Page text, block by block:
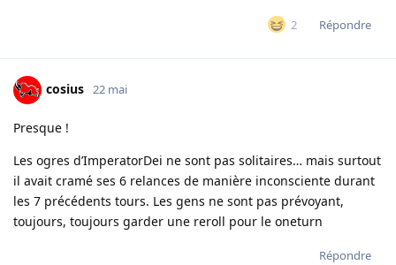
2 Répondre
cosius 22 mai
Presque !
Les ogres d’ImperatorDei ne sont pas solitaires… mais surtout
il avait cramé ses 6 relances de manière inconsciente durant
les 7 précédents tours. Les gens ne sont pas prévoyant,
toujours, toujours garder une reroll pour le oneturn
Répondre